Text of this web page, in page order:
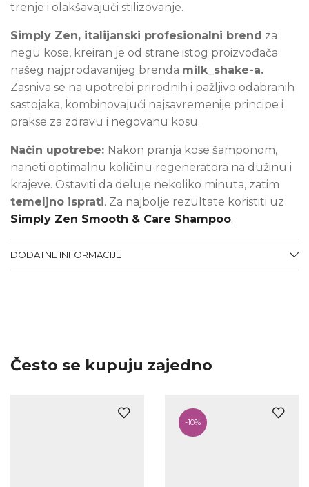
trenje i olakšavajući stilizovanje.
Simply Zen, italijanski profesionalni brend za
negu kose, kreiran je od strane istog proizvođača
našeg najprodavanijeg brenda milk_shake-a.
Zasniva se na upotrebi prirodnih i pažljivo odabranih
sastojaka, kombinovajući najsavremenije principe i
prakse za zdravu i negovanu kosu.
Način upotrebe: Nakon pranja kose šamponom,
naneti optimalnu količinu regeneratora na dužinu i
krajeve. Ostaviti da deluje nekoliko minuta, zatim
temeljno isprati. Za najbolje rezultate koristiti uz
Simply Zen Smooth & Care Shampoo.
DODATNE INFORMACIJE
Često se kupuju zajedno
-10%